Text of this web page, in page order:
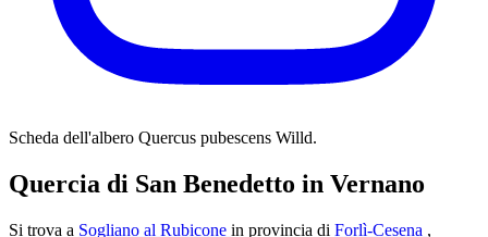
Scheda dell'albero Quercus pubescens Willd.
Quercia di San Benedetto in Vernano
Si trova a Sogliano al Rubicone in provincia di Forlì-Cesena ,